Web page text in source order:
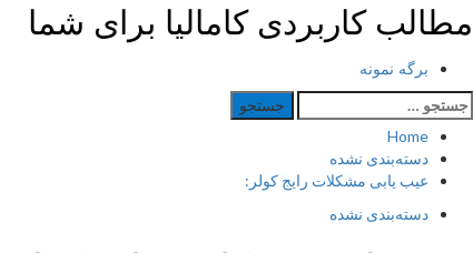
to
مطالب کاربردی کامالیا برای شما
Primary
Menu
برگه نمونه
جستجو
برای:
Home
دسته‌بندی نشده
عیب یابی مشکلات رایج کولر:
دسته‌بندی نشده